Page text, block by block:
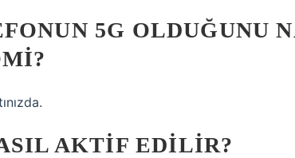
5G OLDUĞUNU
AKTIF EDILIR?